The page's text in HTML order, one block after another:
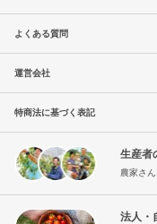
よくある質問
運営会社
特商法に基づく表記
生産者
農家さ
法人・